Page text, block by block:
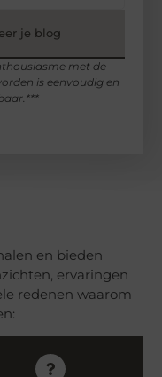
je blog
met de
is eenvoudig en
en bieden
ervaringen
redenen waarom